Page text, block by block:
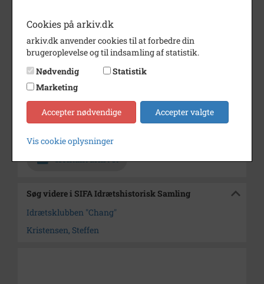
Periode
1983 - 1987
Dateringsnote
Dateringen er ikke sikker
Størrelse
12x18 cm
Kontakt arkivet
Søg videre i SIFA Idrætshistorisk Samling
Idrætsklubben "Chang"
Kristensen, Steffen
Cookies på arkiv.dk
arkiv.dk anvender cookies til at forbedre din
brugeroplevelse og til indsamling af statistik.
Nødvendig
Statistik
Marketing
Accepter nødvendige Accepter valgte
Vis cookie oplysninger